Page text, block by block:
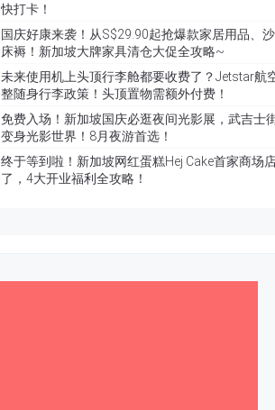
快打卡！
国庆好康来袭！从S$29.90起抢爆款家居用品、
床褥！新加坡大牌家具清仓大促全攻略~
未来使用机上头顶行李舱都要收费了？Jetstar航
整随身行李政策！头顶置物需额外付费！
免费入场！新加坡国庆必逛夜间光影展，武吉士
变身光影世界！8月夜游首选！
终于等到啦！新加坡网红蛋糕Hej Cake首家商场
了，4大开业福利全攻略！